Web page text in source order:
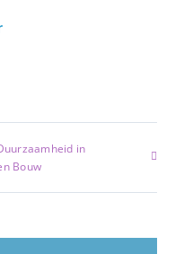
in
Bouw